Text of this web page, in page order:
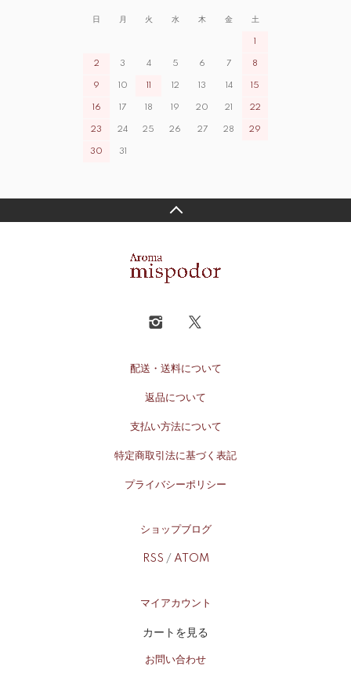
日 月 火 水 木 金 土
1
2 3 4 5 6 7 8
9 10 11 12 13 14 15
16 17 18 19 20 21 22
23 24 25 26 27 28 29
30 31
配送・送料について
返品について
支払い方法について
特定商取引法に基づく表記
プライバシーポリシー
ショップブログ
RSS / ATOM
マイアカウント
カートを見る
お問い合わせ